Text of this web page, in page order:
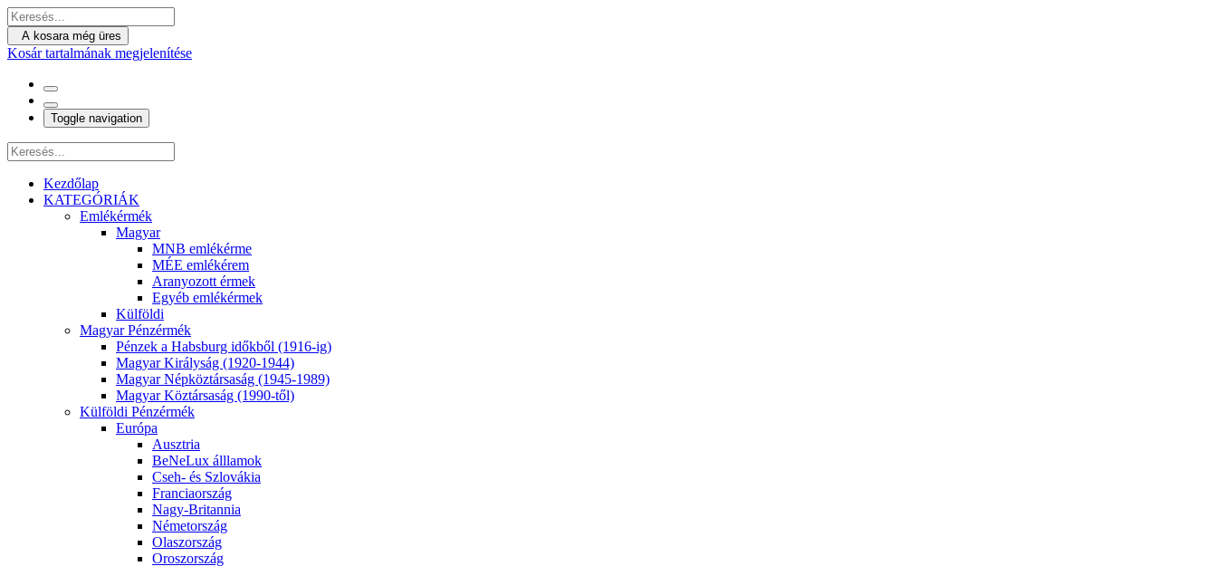
A kosara még üres
Kosár tartalmának megjelenítése
Toggle navigation
Kezdőlap
KATEGÓRIÁK
Emlékérmék
Magyar
MNB emlékérme
MÉE emlékérem
Aranyozott érmek
Egyéb emlékérmek
Külföldi
Magyar Pénzérmék
Pénzek a Habsburg időkből (1916-ig)
Magyar Királyság (1920-1944)
Magyar Népköztársaság (1945-1989)
Magyar Köztársaság (1990-től)
Külföldi Pénzérmék
Európa
Ausztria
BeNeLux álllamok
Cseh- és Szlovákia
Franciaország
Nagy-Britannia
Németország
Olaszország
Oroszország